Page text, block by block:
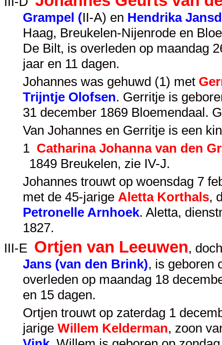
Grampel (II-A) en Hendrika
Haag, Breukelen-Nijenrode en
De Bilt, is overleden op maandag
jaar en 11 dagen.
Johannes was gehuwd (1) met
Trijntje Olofsen. Gerritje is
31 december 1869 Bloemendaal.
Van Johannes en Gerritje is een
1 Catharina Johanna van den
1849 Breukelen, zie IV-J.
Johannes trouwt op woensdag 7
met de 45-jarige Aletta Korthals,
Petronelle Arnhoek. Aletta,
1827.
III-E Ortjen van Leeuwen,
Jans (van den Brink), is geboren
overleden op maandag 18
en 15 dagen.
Ortjen trouwt op zaterdag 1
jarigeWillem Kelderman, zoon